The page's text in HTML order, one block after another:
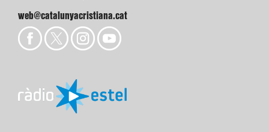
web@catalunyacristiana.cat